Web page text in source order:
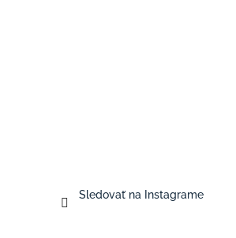
Sledovať na Instagrame